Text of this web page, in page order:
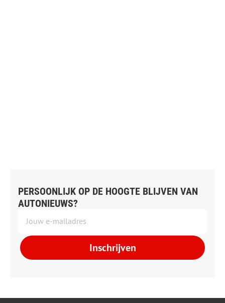
PERSOONLIJK OP DE HOOGTE BLIJVEN VAN
AUTONIEUWS?
Inschrijven